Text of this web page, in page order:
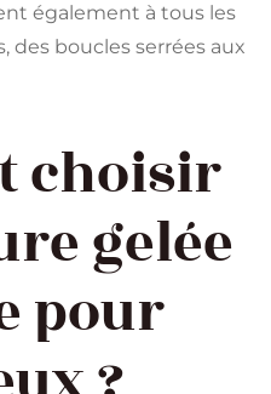
également à tous les
des boucles serrées aux
choisir
gelée
pour